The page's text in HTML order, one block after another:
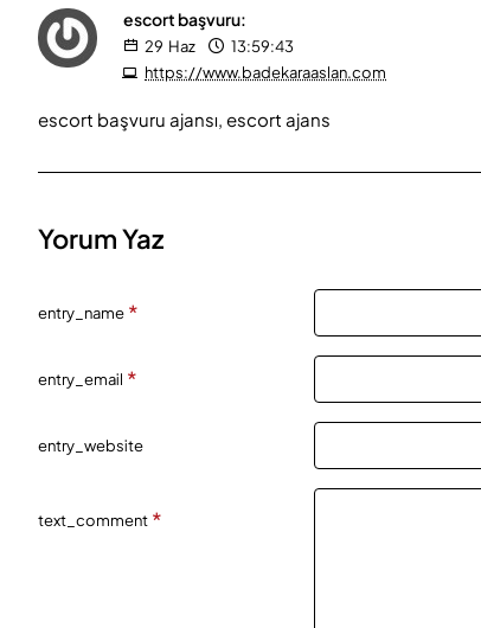
escort başvuru:
29 Haz
13:59:43
https://www.badekaraaslan.com
escort başvuru ajansı, escort ajans
Yorum Yaz
entry_name
entry_email
entry_website
text_comment